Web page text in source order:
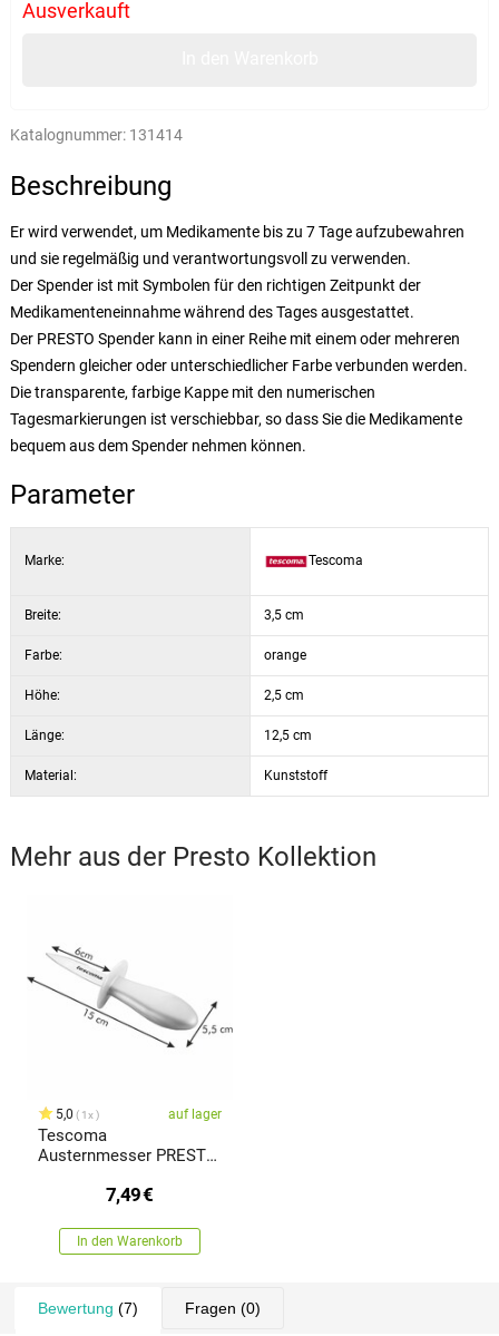
Ausverkauft
Katalognummer: 131414
Beschreibung
Er wird verwendet, um Medikamente bis zu 7 Tage aufzubewahren
und sie regelmäßig und verantwortungsvoll zu verwenden.
Der Spender ist mit Symbolen für den richtigen Zeitpunkt der
Medikamenteneinnahme während des Tages ausgestattet.
Der PRESTO Spender kann in einer Reihe mit einem oder mehreren
Spendern gleicher oder unterschiedlicher Farbe verbunden werden.
Die transparente, farbige Kappe mit den numerischen
Tagesmarkierungen ist verschiebbar, so dass Sie die Medikamente
bequem aus dem Spender nehmen können.
Parameter
Marke: Tescoma
Breite: 3,5 cm
Farbe: orange
Höhe: 2,5 cm
Länge: 12,5 cm
Material: Kunststoff
Mehr aus der Presto Kollektion
5,0 1x auf lager
Tescoma
Austernmesser PRESTO
7,49€
In den Warenkorb
Bewertung (7) Fragen (0)